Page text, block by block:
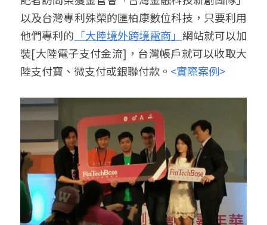
以及台灣專利殊榮的匯柏康數位科技，只要利用
他們專利的 「大陸境外跨境電商」 網站就可以加
裝[大陸電子支付金流]，台灣帳戶就可以收取大
陸支付寶、微支付或銀聯付款。 <實際案例>